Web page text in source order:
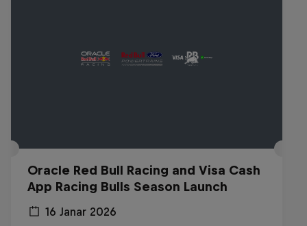
Oracle Red Bull Racing and Visa Cash
App Racing Bulls Season Launch
16 Janar 2026